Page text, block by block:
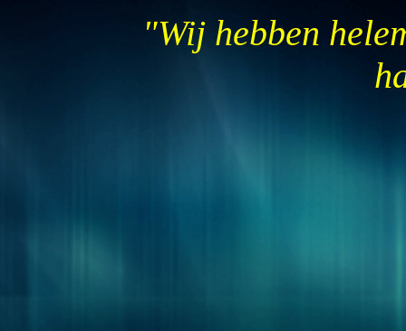
"Wij hebben